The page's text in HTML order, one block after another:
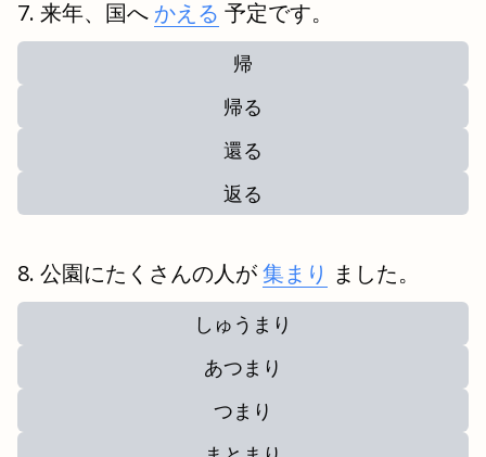
来年、国へ かえる 予定です。
帰
帰る
還る
返る
公園にたくさんの人が集まり ました。
しゅうまり
あつまり
つまり